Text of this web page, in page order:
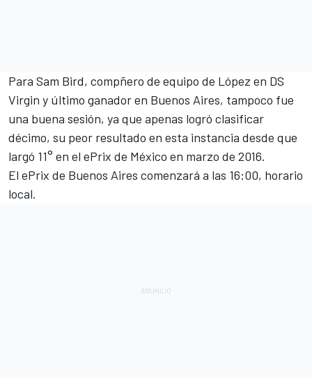
Para Sam Bird, compñero de equipo de López en DS
Virgin y último ganador en Buenos Aires, tampoco fue
una buena sesión, ya que apenas logró clasificar
décimo, su peor resultado en esta instancia desde que
largó 11° en el ePrix de México en marzo de 2016.
El ePrix de Buenos Aires comenzará a las 16:00, horario
local.